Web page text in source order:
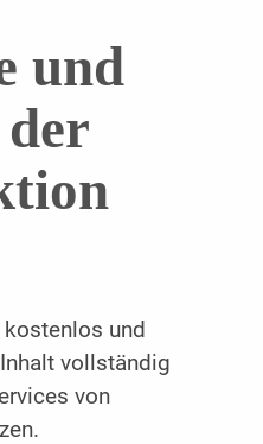
und
und
vollständig
von